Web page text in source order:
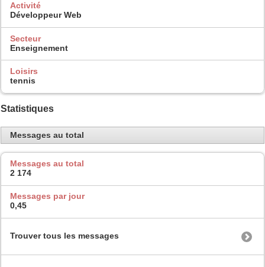
Activité
Développeur Web
Secteur
Enseignement
Loisirs
tennis
Statistiques
Messages au total
Messages au total
2 174
Messages par jour
0,45
Trouver tous les messages